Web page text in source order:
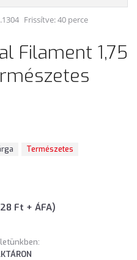
Frissítve: 40 perce
Filament 1,75
Természetes
Ft + ÁFA)